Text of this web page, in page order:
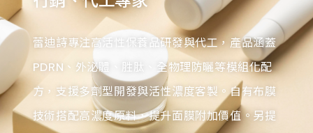
蕾迪詩專注高活性保養品研發與代工，產品涵蓋
PDRN、外泌體、胜肽、全物理防曬等模組化配
方，支援多劑型開發與活性濃度客製。自有布膜
技術搭配高濃度原料，提升面膜附加價值。另提